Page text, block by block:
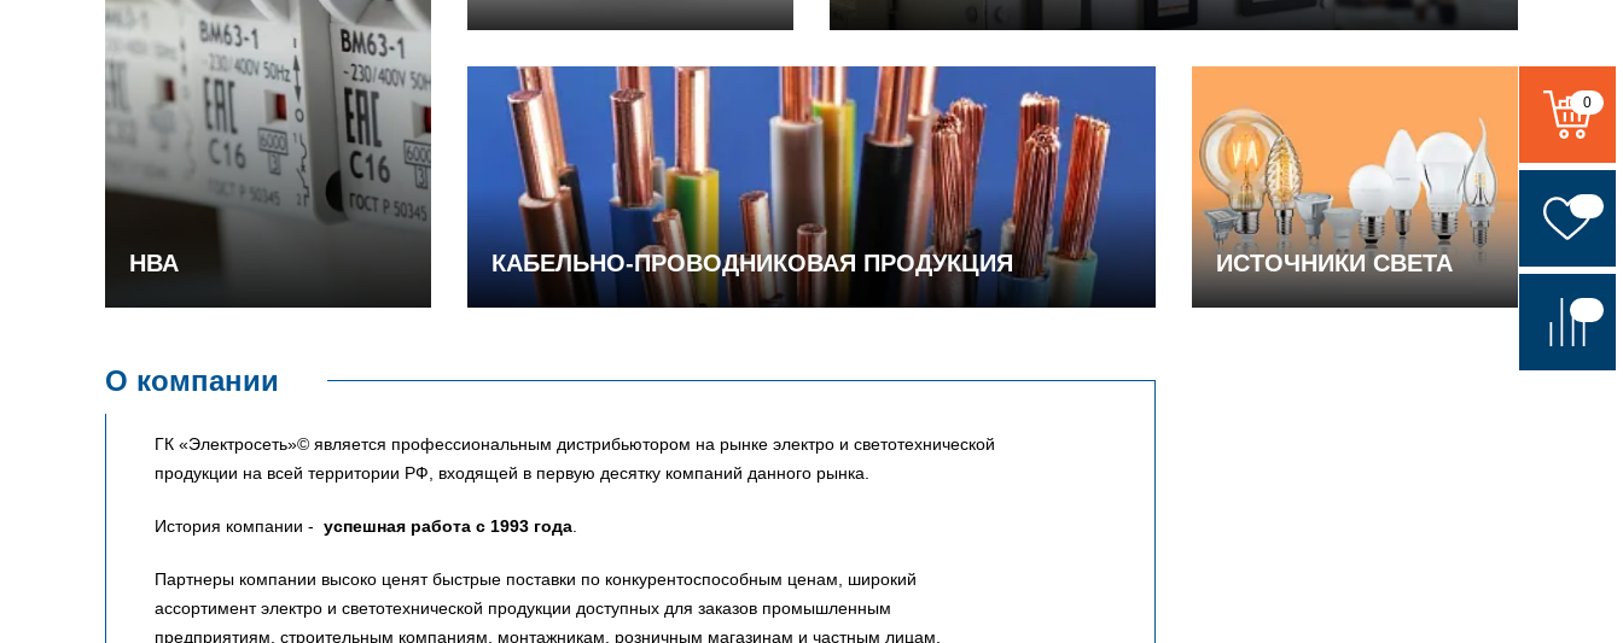
НВА КАБЕЛЬНО-ПРОВОДНИКОВАЯ ПРОДУКЦИЯ ИСТОЧНИКИ СВЕТА
О компании
ГК «Электросеть»© является профессиональным дистрибьютором на рынке электро и светотехнической
продукции на всей территории РФ, входящей в первую десятку компаний данного рынка.
История компании - успешная работа с 1993 года
Партнеры компании высоко ценят быстрые поставки по конкурентоспособным ценам, широкий
ассортимент электро и светотехнической продукции доступных для заказов промышленным
предприятиям, строительным компаниям, монтажникам, розничным магазинам и частным лицам.
0